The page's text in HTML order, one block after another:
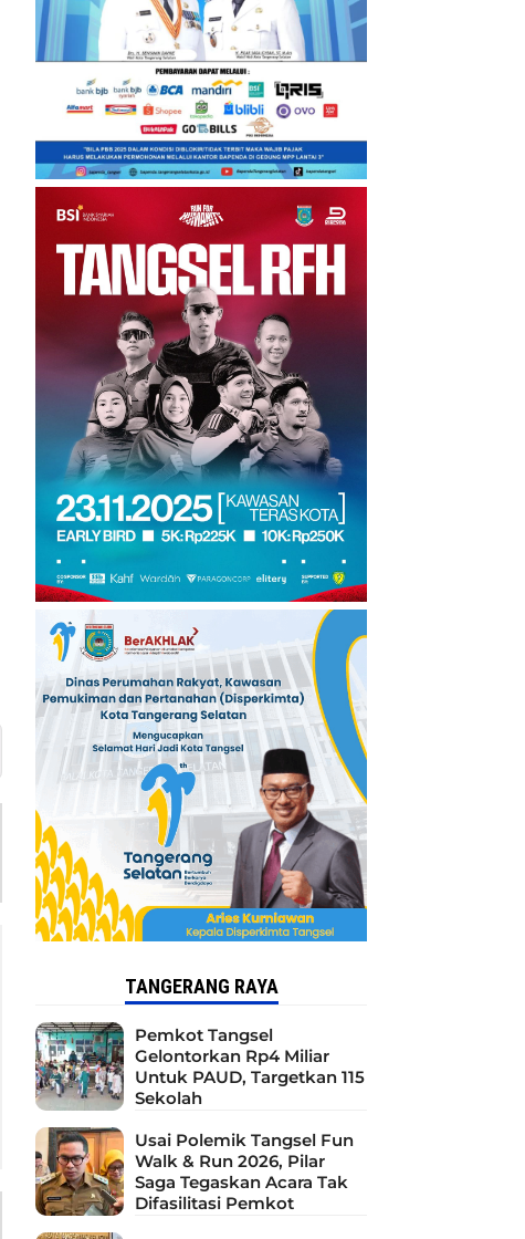
TANGERANG RAYA
Pemkot Tangsel
Gelontorkan Rp4 Miliar
Untuk PAUD, Targetkan 115
Sekolah
Usai Polemik Tangsel Fun
Walk & Run 2026, Pilar
Saga Tegaskan Acara Tak
Difasilitasi Pemkot